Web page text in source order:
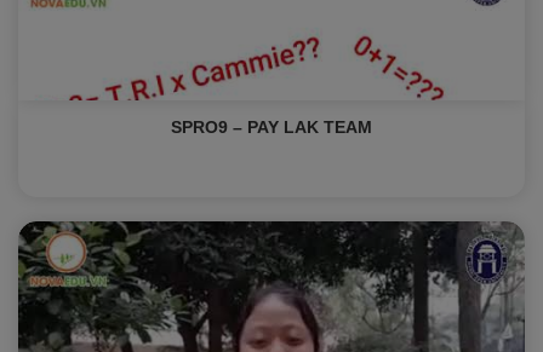
SPRO9 – PAY LAK TEAM